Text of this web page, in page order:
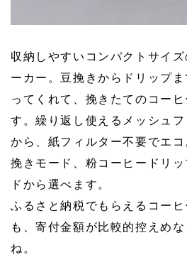
収納しやすいコンパクトサイ
ーカー。豆挽きからドリップ
ってくれて、挽きたてのコー
す。繰り返し使えるメッシュ
から、紙フィルター不要でエ
挽きモード、粉コーヒードリ
ドから選べます。
ふるさと納税でもらえるコー
も、寄付金額が比較的控えめ
ね。